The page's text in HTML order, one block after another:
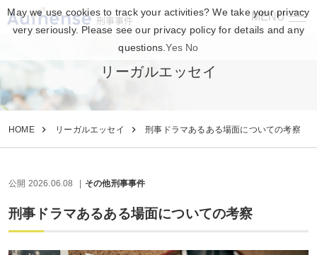
MENU
刑事事件
リーガルエッセイ
HOME リーガルエッセイ 刑事ドラマあるある場面についての考察
公開 2026.06.08 その他刑事事件
刑事ドラマあるある場面についての考察
May we use cookies to track your activities? We take your privacy
very seriously. Please see our privacy policy for details and any
questions.Yes No